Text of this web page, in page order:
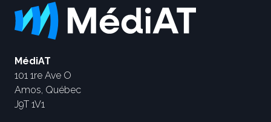
MédiAT
101 1re Ave O
Amos, Québec
J9T 1V1